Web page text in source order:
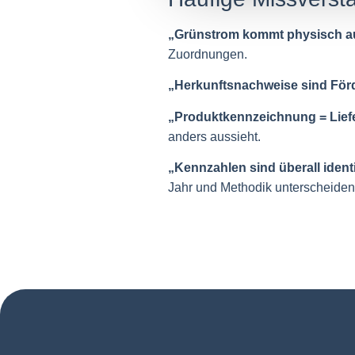
„Grünstrom kommt physisch
Zuordnungen.
„Herkunftsnachweise sind
„Produktkennzeichnung =
anders aussieht.
„Kennzahlen sind überall
Jahr und Methodik